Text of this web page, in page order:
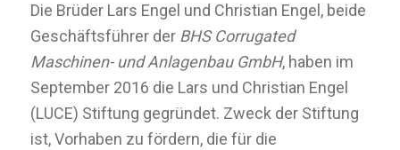
Die Brüder Lars Engel und Christian Engel, beide
Geschäftsführer der BHS Corrugated
Maschinen- und Anlagenbau GmbH, haben im
September 2016 die Lars und Christian Engel
(LUCE) Stiftung gegründet. Zweck der Stiftung
ist, Vorhaben zu fördern, die für die